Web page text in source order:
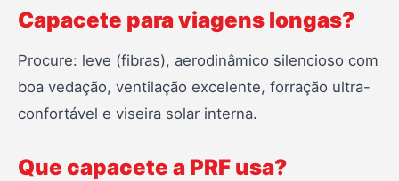
Capacete para viagens longas?
Procure: leve (fibras), aerodinâmico silencioso com
boa vedação, ventilação excelente, forração ultra-
confortável e viseira solar interna.
Que capacete a PRF usa?